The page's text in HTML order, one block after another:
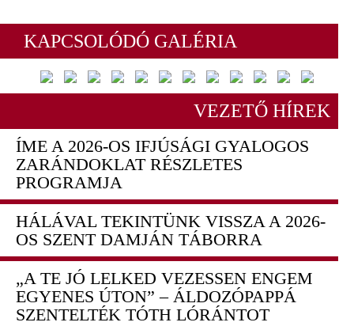
KAPCSOLÓDÓ GALÉRIA
VEZETŐ HÍREK
ÍME A 2026-OS IFJÚSÁGI GYALOGOS
ZARÁNDOKLAT RÉSZLETES
PROGRAMJA
HÁLÁVAL TEKINTÜNK VISSZA A 2026-
OS SZENT DAMJÁN TÁBORRA
„A TE JÓ LELKED VEZESSEN ENGEM
EGYENES ÚTON” – ÁLDOZÓPAPPÁ
SZENTELTÉK TÓTH LÓRÁNTOT